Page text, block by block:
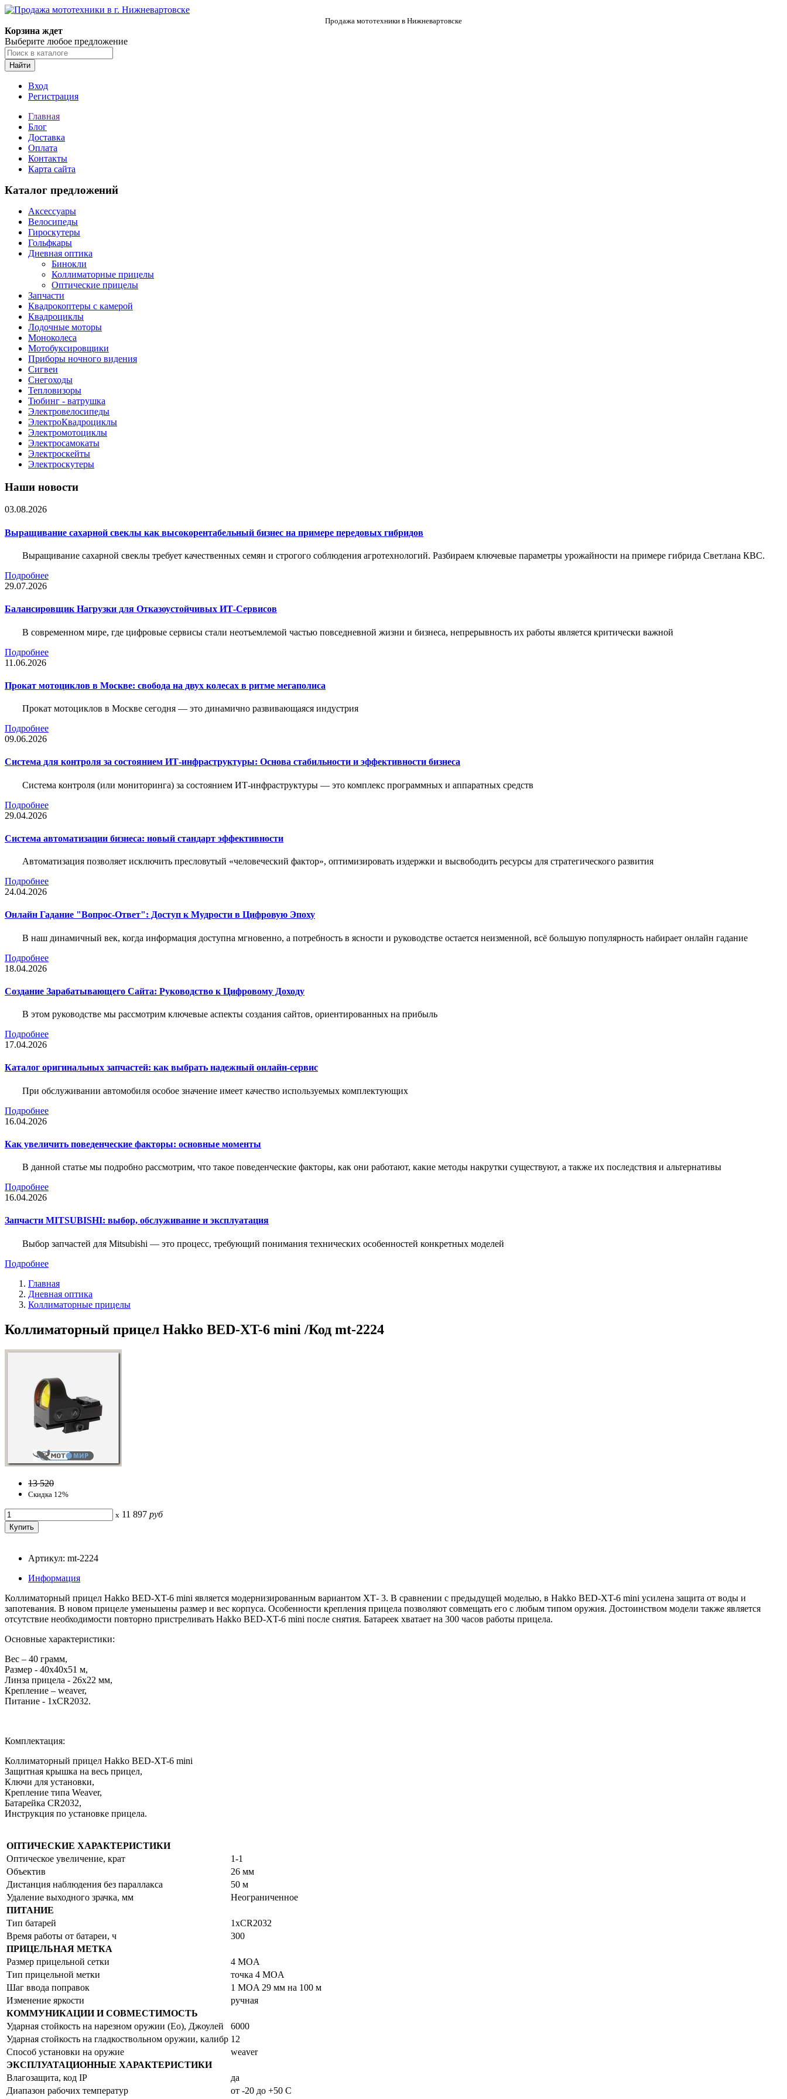
Продажа мототехники в Нижневартовске
Корзина ждет
Выберите любое предложение
Найти
Вход
Регистрация
Главная
Блог
Доставка
Оплата
Контакты
Карта сайта
Каталог предложений
Аксессуары
Велосипеды
Гироскутеры
Гольфкары
Дневная оптика
Бинокли
Коллиматорные прицелы
Оптические прицелы
Запчасти
Квадрокоптеры с камерой
Квадроциклы
Лодочные моторы
Моноколеса
Мотобуксировщики
Приборы ночного видения
Сигвеи
Снегоходы
Тепловизоры
Тюбинг - ватрушка
Электровелосипеды
ЭлектроКвадроциклы
Электромотоциклы
Электросамокаты
Электроскейты
Электроскутеры
Наши новости
03.08.2026
Выращивание сахарной свеклы как высокорентабельный бизнес на примере передовых гибридов
Выращивание сахарной свеклы требует качественных семян и строгого соблюдения агротехнологий. Разбираем ключевые параметры урожайности на примере гибрида Светлана КВС.
Подробнее
29.07.2026
Балансировщик Нагрузки для Отказоустойчивых ИТ-Сервисов
В современном мире, где цифровые сервисы стали неотъемлемой частью повседневной жизни и бизнеса, непрерывность их работы является критически важной
Подробнее
11.06.2026
Прокат мотоциклов в Москве: свобода на двух колесах в ритме мегаполиса
Прокат мотоциклов в Москве сегодня — это динамично развивающаяся индустрия
Подробнее
09.06.2026
Система для контроля за состоянием ИТ-инфраструктуры: Основа стабильности и эффективности бизнеса
Система контроля (или мониторинга) за состоянием ИТ-инфраструктуры — это комплекс программных и аппаратных средств
Подробнее
29.04.2026
Система автоматизации бизнеса: новый стандарт эффективности
Автоматизация позволяет исключить пресловутый «человеческий фактор», оптимизировать издержки и высвободить ресурсы для стратегического развития
Подробнее
24.04.2026
Онлайн Гадание "Вопрос-Ответ": Доступ к Мудрости в Цифровую Эпоху
В наш динамичный век, когда информация доступна мгновенно, а потребность в ясности и руководстве остается неизменной, всё большую популярность набирает онлайн гадание
Подробнее
18.04.2026
Создание Зарабатывающего Сайта: Руководство к Цифровому Доходу
В этом руководстве мы рассмотрим ключевые аспекты создания сайтов, ориентированных на прибыль
Подробнее
17.04.2026
Каталог оригинальных запчастей: как выбрать надежный онлайн-сервис
При обслуживании автомобиля особое значение имеет качество используемых комплектующих
Подробнее
16.04.2026
Как увеличить поведенческие факторы: основные моменты
В данной статье мы подробно рассмотрим, что такое поведенческие факторы, как они работают, какие методы накрутки существуют, а также их последствия и альтернативы
Подробнее
16.04.2026
Запчасти MITSUBISHI: выбор, обслуживание и эксплуатация
Выбор запчастей для Mitsubishi — это процесс, требующий понимания технических особенностей конкретных моделей
Подробнее
Главная
Дневная оптика
Коллиматорные прицелы
Коллиматорный прицел Hakko BED-XT-6 mini /Код mt-2224
13 520
Скидка 12%
x 11 897 руб
Артикул: mt-2224
Информация
Коллиматорный прицел Hakko BED-XT-6 mini является модернизированным вариантом ХТ- 3. В сравнении с предыдущей моделью, в Hakko BED-XT-6 mini усилена защита от воды и
запотевания. В новом прицеле уменьшены размер и вес корпуса. Особенности крепления прицела позволяют совмещать его с любым типом оружия. Достоинством модели также является
отсутствие необходимости повторно пристреливать Hakko BED-XT-6 mini после снятия. Батареек хватает на 300 часов работы прицела.
Основные характеристики:
Вес – 40 грамм,
Размер - 40х40х51 м,
Линза прицела - 26х22 мм,
Крепление – weaver,
Питание - 1хCR2032.
Комплектация:
Коллиматорный прицел Hakko BED-XT-6 mini
Защитная крышка на весь прицел,
Ключи для установки,
Крепление типа Weaver,
Батарейка CR2032,
Инструкция по установке прицела.
ОПТИЧЕСКИЕ ХАРАКТЕРИСТИКИ
Оптическое увеличение, крат
1-1
Объектив
26 мм
Дистанция наблюдения без параллакса
50 м
Удаление выходного зрачка, мм
Неограниченное
ПИТАНИЕ
Тип батарей
1хCR2032
Время работы от батареи, ч
300
ПРИЦЕЛЬНАЯ МЕТКА
Размер прицельной сетки
4 MOA
Тип прицельной метки
точка 4 MOA
Шаг ввода поправок
1 MOA 29 мм на 100 м
Изменение яркости
ручная
КОММУНИКАЦИИ И СОВМЕСТИМОСТЬ
Ударная стойкость на нарезном оружии (Eo), Джоулей
6000
Ударная стойкость на гладкоствольном оружии, калибр 12
Способ установки на оружие
weaver
ЭКСПЛУАТАЦИОННЫЕ ХАРАКТЕРИСТИКИ
Влагозащита, код IP
да
Диапазон рабочих температур
от -20 до +50 C